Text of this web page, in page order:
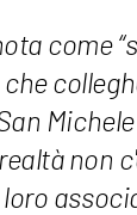
come
Michele
non